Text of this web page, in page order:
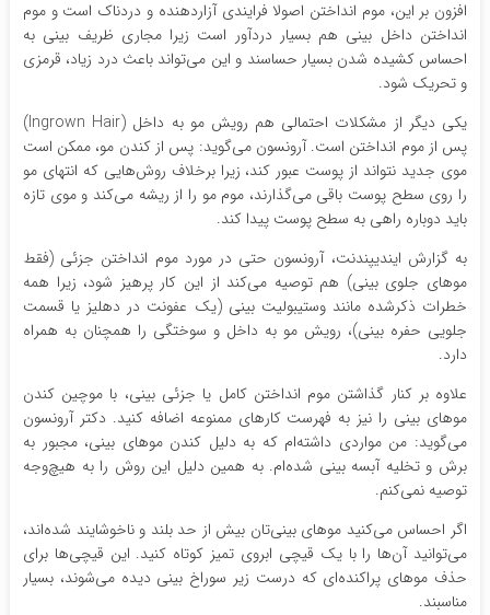
افزون بر این، موم انداختن اصولا فرایندی آزاردهنده و دردناک است و موم
انداختن داخل بینی هم بسیار دردآور است زیرا مجاری ظریف بینی به
احساس کشیده شدن بسیار حساسند و این می‌تواند باعث درد زیاد، قرمزی
و تحریک شود.
یکی دیگر از مشکلات احتمالی هم رویش مو به داخل (Ingrown Hair)
پس از موم انداختن است. آرونسون می‌گوید: پس از کندن مو، ممکن است
موی جدید نتواند از پوست عبور کند، زیرا برخلاف روش‌هایی که انتهای مو
را روی سطح پوست باقی می‌گذارند، موم مو را از ریشه می‌کند و موی تازه
باید دوباره راهی به سطح پوست پیدا کند.
به گزارش ایندیپندنت، آرونسون حتی در مورد موم انداختن جزئی (فقط
موهای جلوی بینی) هم توصیه می‌کند از این کار پرهیز شود، زیرا همه
خطرات ذکرشده مانند وستیبولیت بینی (یک عفونت در دهلیز یا قسمت
جلویی حفره بینی)، رویش مو به داخل و سوختگی را همچنان به همراه
دارد.
علاوه بر کنار گذاشتن موم انداختن کامل یا جزئی بینی، با موچین کندن
موهای بینی را نیز به فهرست کارهای ممنوعه اضافه کنید. دکتر آرونسون
می‌گوید: من مواردی داشته‌ام که به دلیل کندن موهای بینی، مجبور به
برش و تخلیه آبسه‌ بینی شده‌ام. به همین دلیل این روش را به هیچ‌وجه
توصیه نمی‌کنم.
اگر احساس می‌کنید موهای بینی‌تان بیش از حد بلند و ناخوشایند شده‌اند،
می‌توانید آن‌ها را با یک قیچی ابروی تمیز کوتاه کنید. این قیچی‌ها برای
حذف موهای پراکنده‌ای که درست زیر سوراخ بینی دیده می‌شوند، بسیار
مناسبند.